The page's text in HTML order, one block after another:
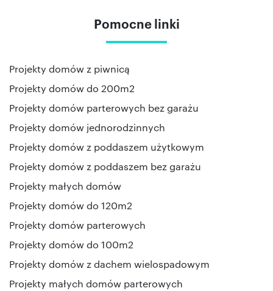
Pomocne linki
Projekty domów z piwnicą
Projekty domów do 200m2
Projekty domów parterowych bez garażu
Projekty domów jednorodzinnych
Projekty domów z poddaszem użytkowym
Projekty domów z poddaszem bez garażu
Projekty małych domów
Projekty domów do 120m2
Projekty domów parterowych
Projekty domów do 100m2
Projekty domów z dachem wielospadowym
Projekty małych domów parterowych